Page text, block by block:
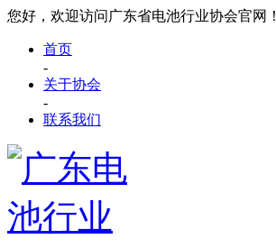
您好，欢迎访问广东省电池行业协会官网！
首页
-
关于协会
-
联系我们